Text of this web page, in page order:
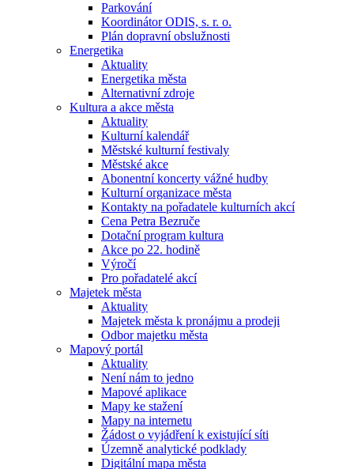
Parkování
Koordinátor ODIS, s. r. o.
Plán dopravní obslužnosti
Energetika
Aktuality
Energetika města
Alternativní zdroje
Kultura a akce města
Aktuality
Kulturní kalendář
Městské kulturní festivaly
Městské akce
Abonentní koncerty vážné hudby
Kulturní organizace města
Kontakty na pořadatele kulturních akcí
Cena Petra Bezruče
Dotační program kultura
Akce po 22. hodině
Výročí
Pro pořadatelé akcí
Majetek města
Aktuality
Majetek města k pronájmu a prodeji
Odbor majetku města
Mapový portál
Aktuality
Není nám to jedno
Mapové aplikace
Mapy ke stažení
Mapy na internetu
Žádost o vyjádření k existující síti
Územně analytické podklady
Digitální mapa města